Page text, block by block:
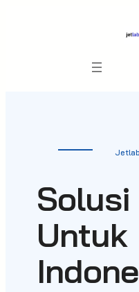
Untuk